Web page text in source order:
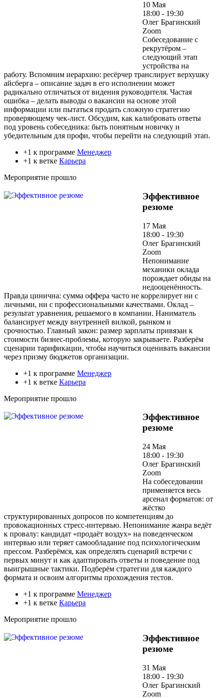
10 Мая
18:00 - 19:30
Олег Брагинский
Zoom
Собеседование с
рекрутёром –
следующий этап
устройства на
работу. Вспомним иерархию: ресёрчер транслирует верхушку
айсберга – описание задач в его исполнении может
радикально отличаться от видения руководителя. Частая
ошибка – делать выводы о вакансии на основе этой
информации или пытаться продать сложную стратегию
проверяющему чек-лист. Обсудим, как калибровать ответы
под уровень собеседника: быть понятным новичку и
убедительным для профи, чтобы перейти на следующий этап.
+1 к программе Менеджер
+1 к ветке Карьера
Мероприятие прошло
Эффективное
резюме
17 Мая
18:00 - 19:30
Олег Брагинский
Zoom
Непонимание
механики оклада
порождает обиды на
недооценённость.
Правда цинична: сумма оффера часто не коррелирует ни с
личными, ни с профессиональными качествами. Оклад –
результат уравнения, решаемого в компании. Наниматель
балансирует между внутренней вилкой, рынком и
срочностью. Главный закон: размер зарплаты привязан к
стоимости бизнес-проблемы, которую закрываете. Разберём
сценарии тарификации, чтобы научиться оценивать вакансии
через призму бюджетов организации.
+1 к программе Менеджер
+1 к ветке Карьера
Мероприятие прошло
Эффективное
резюме
24 Мая
18:00 - 19:30
Олег Брагинский
Zoom
На собеседовании
применяется весь
арсенал форматов: от
жёстко
структурированных допросов по компетенциям до
провокационных стресс-интервью. Непонимание жанра ведёт
к провалу: кандидат «продаёт воздух» на поведенческом
интервью или теряет самообладание под психологическим
прессом. Разберёмся, как определять сценарий встречи с
первых минут и как адаптировать ответы и поведение под
выигрышные тактики. Подберём стратегии для каждого
формата и освоим алгоритмы прохождения тестов.
+1 к программе Менеджер
+1 к ветке Карьера
Мероприятие прошло
Эффективное
резюме
31 Мая
18:00 - 19:30
Олег Брагинский
Zoom